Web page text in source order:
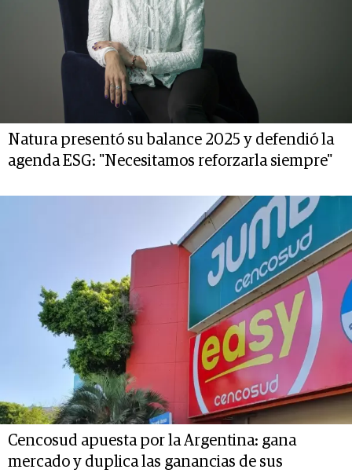
Natura presentó su balance 2025 y defendió la
agenda ESG: "Necesitamos reforzarla siempre"
Cencosud apuesta por la Argentina: gana
mercado y duplica las ganancias de sus